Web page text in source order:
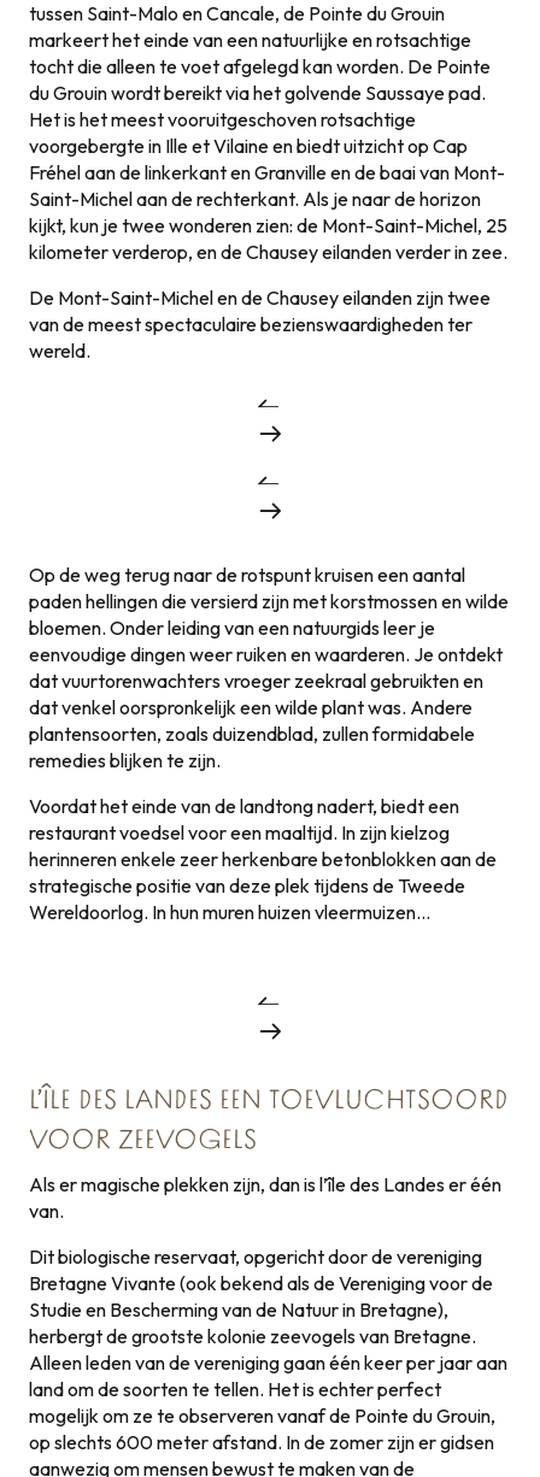
tussen Saint-Malo en Cancale, de Pointe du Grouin
markeert het einde van een natuurlijke en rotsachtige
tocht die alleen te voet afgelegd kan worden. De Pointe
du Grouin wordt bereikt via het golvende Saussaye pad.
Het is het meest vooruitgeschoven rotsachtige
voorgebergte in Ille et Vilaine en biedt uitzicht op Cap
Fréhel aan de linkerkant en Granville en de baai van Mont-
Saint-Michel aan de rechterkant. Als je naar de horizon
kijkt, kun je twee wonderen zien: de Mont-Saint-Michel, 25
kilometer verderop, en de Chausey eilanden verder in zee.
De Mont-Saint-Michel en de Chausey eilanden zijn twee
van de meest spectaculaire bezienswaardigheden ter
wereld.
Op de weg terug naar de rotspunt kruisen een aantal
paden hellingen die versierd zijn met korstmossen en wilde
bloemen. Onder leiding van een natuurgids leer je
eenvoudige dingen weer ruiken en waarderen. Je ontdekt
dat vuurtorenwachters vroeger zeekraal gebruikten en
dat venkel oorspronkelijk een wilde plant was. Andere
plantensoorten, zoals duizendblad, zullen formidabele
remedies blijken te zijn.
Voordat het einde van de landtong nadert, biedt een
restaurant voedsel voor een maaltijd. In zijn kielzog
herinneren enkele zeer herkenbare betonblokken aan de
strategische positie van deze plek tijdens de Tweede
Wereldoorlog. In hun muren huizen vleermuizen…
L’ÎLE DES LANDES EEN TOEVLUCHTSOORD
VOOR ZEEVOGELS
Als er magische plekken zijn, dan is l’île des Landes er één
van.
Dit biologische reservaat, opgericht door de vereniging
Bretagne Vivante (ook bekend als de Vereniging voor de
Studie en Bescherming van de Natuur in Bretagne),
herbergt de grootste kolonie zeevogels van Bretagne.
Alleen leden van de vereniging gaan één keer per jaar aan
land om de soorten te tellen. Het is echter perfect
mogelijk om ze te observeren vanaf de Pointe du Grouin,
op slechts 600 meter afstand. In de zomer zijn er gidsen
aanwezig om mensen bewust te maken van de